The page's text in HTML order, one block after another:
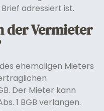
adressiert ist.
der Vermieter
ehemaligen Mieters
Der Mieter kann
1 BGB verlangen.